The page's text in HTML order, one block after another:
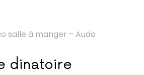
salle à manger – Audo
dinatoire